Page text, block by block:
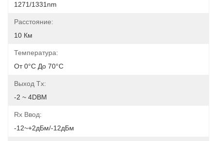
1271/1331nm
Расстояние:
10 Км
Температура:
От 0°C До 70°C
Выход Tx:
-2 ~ 4DBM
Rx Ввод:
-12~+2дБм/-12дБм